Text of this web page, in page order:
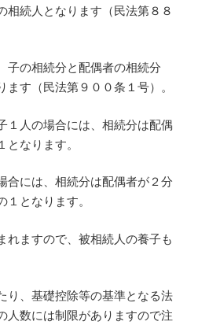
相続人となります（民法第８８
子の相続分と配偶者の相続分
す（民法第９００条１号）。
１人の場合には、相続分は配偶
なります。
合には、相続分は配偶者が２分
となります。
れますので、被相続人の養子も
り、基礎控除等の基準となる法
人数には制限がありますので注